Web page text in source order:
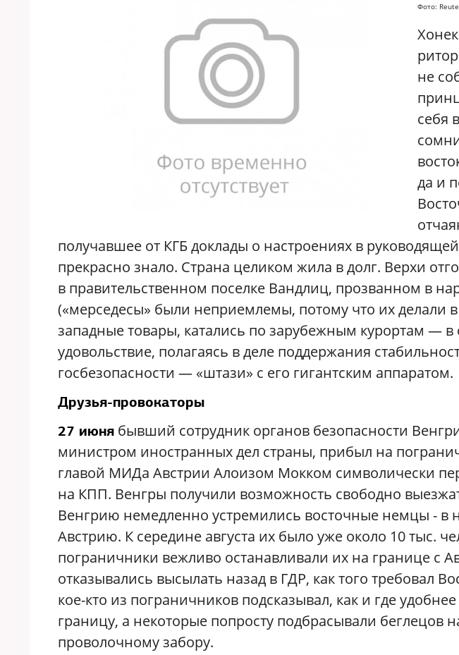
Фото:
не
себя
да и
получавшее от КГБ доклады о настроениях в
прекрасно знало. Страна целиком жила в долг. Верхи
в правительственном поселке Вандлиц, прозванном в
(«мерседесы» были неприемлемы, потому что их делали
западные товары, катались по зарубежным курортам —
удовольствие, полагаясь в деле поддержания
госбезопасности — «штази» с его гигантским аппаратом.
Друзья-провокаторы
27 июня бывший сотрудник органов безопасности
министром иностранных дел страны, прибыл на
главой МИДа Австрии Алоизом Мокком символически
на КПП. Венгры получили возможность свободно
Венгрию немедленно устремились восточные немцы - в
Австрию. К середине августа их было уже около 10 тыс.
пограничники вежливо останавливали их на границе с
отказывались высылать назад в ГДР, как того требовал
кое-кто из пограничников подсказывал, как и где
границу, а некоторые попросту подбрасывали беглецов
проволочному забору.